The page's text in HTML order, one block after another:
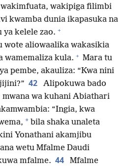
wakipiga filimbi
kwamba dunia ikapasuka na
ya kelele zao. +
wote aliowaalika wakasikia
wamemaliza kula. + Mara tu
pembe, akauliza: “Kwa nini
42
Alipokuwa bado
mwana wa kuhani Abiathari
“Ingia, kwa
* bila shaka unaleta
Yonathani akamjibu
wetu Mfalme Daudi
mfalme. 44
Mfalme